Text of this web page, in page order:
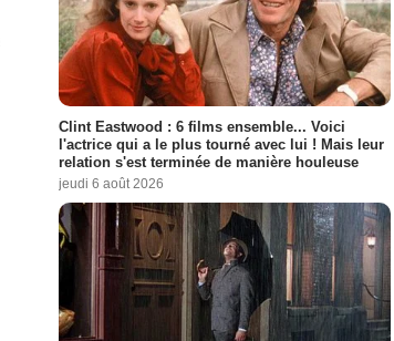
Clint Eastwood : 6 films ensemble... Voici
l'actrice qui a le plus tourné avec lui ! Mais leur
relation s'est terminée de manière houleuse
jeudi 6 août 2026